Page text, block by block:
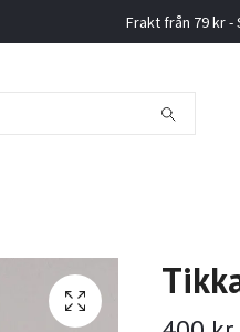
Frakt från 79 kr